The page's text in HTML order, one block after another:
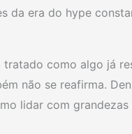
da era do hype
como algo já
não se reafirma.
lidar com